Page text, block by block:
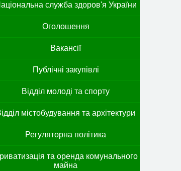
служба здоров'я України
Оголошення
Вакансії
Публічні закупівлі
Відділ молоді та спорту
містобудування та архітектури
Регуляторна політика
та оренда комунального
майна